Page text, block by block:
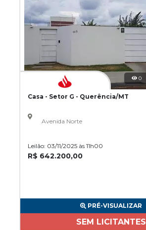
0
Casa - Setor G - Querência/MT
Avenida Norte
Leilão: 03/11/2025 às 11h00
R$ 642.200,00
PRÉ-VISUALIZAR
SEM LICITANTES